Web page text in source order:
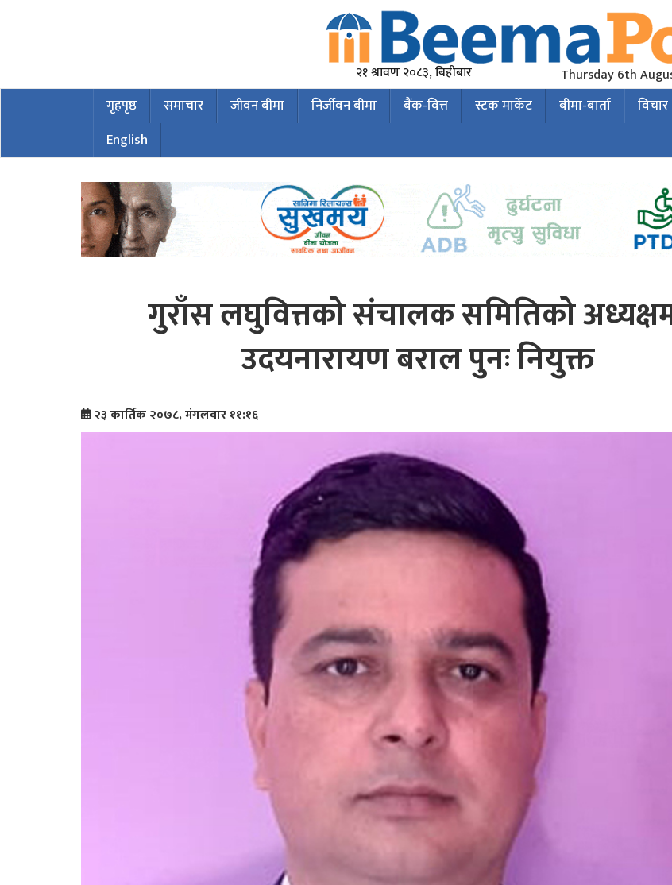
२१ श्रावण २०८३, बिहीबार Thursday 6th
गृहपृष्ठ समाचार जीवन बीमा निर्जीवन बीमा बैंक-वित्त स्टक मार्केट बीमा-बार्ता विचार
English
गुराँस लघुवित्तको संचालक समितिको
उदयनारायण बराल पुनः नियुक्त
२३ कार्तिक २०७८, मंगलवार ११:१६